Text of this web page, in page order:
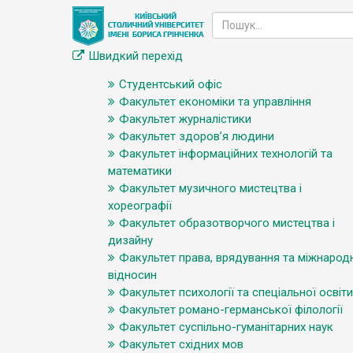
Швидкий перехід
Студентський офіс
Факультет економіки та управління
Факультет журналістики
Факультет здоров’я людини
Факультет інформаційних технологій та
математики
Факультет музичного мистецтва і
хореографії
Факультет образотворчого мистецтва і
дизайну
Факультет права, врядування та
відносин
Факультет психології та спеціальної освіти
Факультет романо-германської філології
Факультет суспільно-гуманітарних наук
Факультет східних мов